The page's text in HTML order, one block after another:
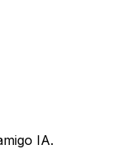
IA.